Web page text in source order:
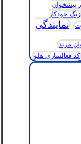
پیشخوان
زنگ خودکار
نمایندگی
مرند
کد فعالسازی هلو